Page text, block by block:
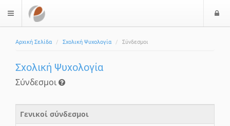
$langMenu
Αρχική Σελίδα Σχολική Ψυχολογία Σύνδεσμοι
Σχολική Ψυχολογία
Σύνδεσμοι
Γενικοί σύνδεσμοι